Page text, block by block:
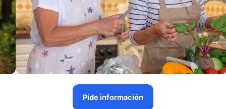
Pide información